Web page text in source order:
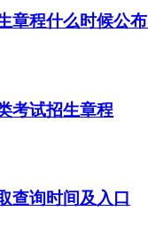
章程什么时候公布
考试招生章程
查询时间及入口